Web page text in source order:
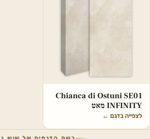
Chianca di Ostuni SE01
INFINITY מאט
לצפייה בדגם ←